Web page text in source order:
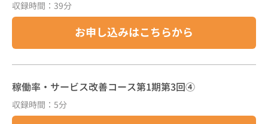
収録時間：39分
お申し込みはこちらから
稼働率・サービス改善コース第1期第3回④
収録時間：5分